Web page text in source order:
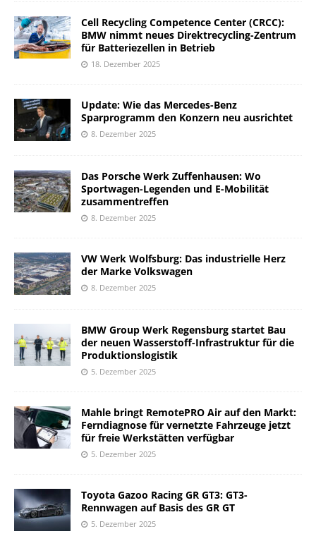
Cell Recycling Competence Center (CRCC):
BMW nimmt neues Direktrecycling-Zentrum
für Batteriezellen in Betrieb
18. Dezember 2025
Update: Wie das Mercedes-Benz
Sparprogramm den Konzern neu ausrichtet
8. Dezember 2025
Das Porsche Werk Zuffenhausen: Wo
Sportwagen-Legenden und E-Mobilität
zusammentreffen
8. Dezember 2025
VW Werk Wolfsburg: Das industrielle Herz
der Marke Volkswagen
8. Dezember 2025
BMW Group Werk Regensburg startet Bau
der neuen Wasserstoff-Infrastruktur für die
Produktionslogistik
5. Dezember 2025
Mahle bringt RemotePRO Air auf den Markt:
Ferndiagnose für vernetzte Fahrzeuge jetzt
für freie Werkstätten verfügbar
5. Dezember 2025
Toyota Gazoo Racing GR GT3: GT3-
Rennwagen auf Basis des GR GT
5. Dezember 2025